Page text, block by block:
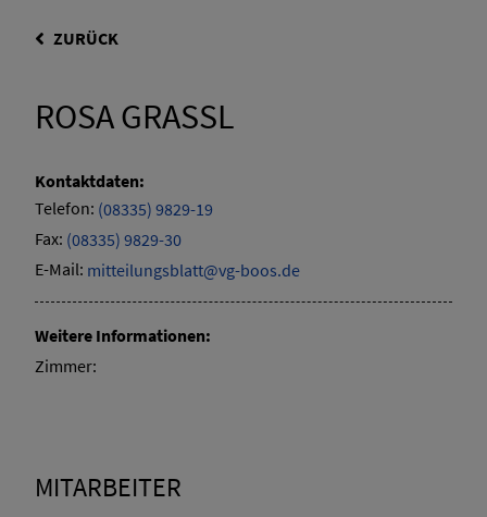
ZURÜCK
ROSA GRASSL
Kontaktdaten:
Telefon: (08335) 9829-19
Fax: (08335) 9829-30
E-Mail: mitteilungsblatt@vg-boos.de
Weitere Informationen:
Zimmer:
MITARBEITER